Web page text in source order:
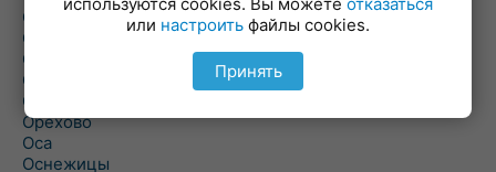
Ольманы
Ольпень
Ольшаны
Омельная
Ополь
Орехово
Оса
Оснежицы
или настроить файлы cookies.
Принять